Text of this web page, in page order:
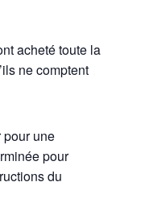
acheté toute la
ne comptent
pour une
pour
du